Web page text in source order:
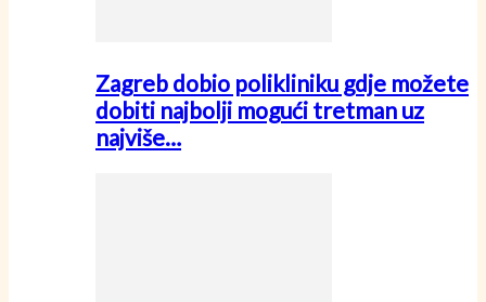
Zagreb dobio polikliniku gdje možete
dobiti najbolji mogući tretman uz
najviše…